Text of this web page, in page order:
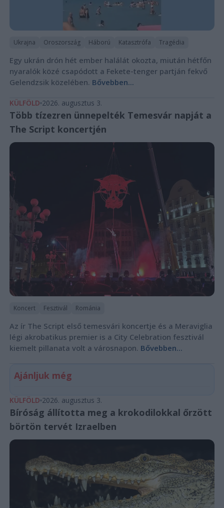
Ukrajna Oroszország Háború Katasztrófa Tragédia
Egy ukrán drón hét ember halálát okozta, miután hétfőn
nyaralók közé csapódott a Fekete-tenger partján fekvő
Gelendzsik közelében. Bővebben...
KÜLFÖLD 2026. augusztus 3.
Több tízezren ünnepelték Temesvár napját a
The Script koncertjén
Koncert Fesztivál Románia
Az ír The Script első temesvári koncertje és a Meraviglia
légi akrobatikus premier is a City Celebration fesztivál
kiemelt pillanata volt a városnapon. Bővebben...
Ajánljuk még
KÜLFÖLD 2026. augusztus 3.
Bíróság állította meg a krokodilokkal őrzött
börtön tervét Izraelben